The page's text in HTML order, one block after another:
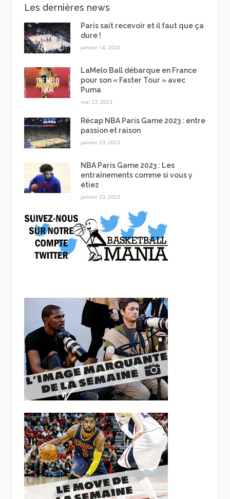
Les dernières news
Paris sait recevoir et il faut que ça
dure !
janvier 14, 2024
LaMelo Ball débarque en France
pour son « Faster Tour » avec
Puma
mai 23, 2023
Récap NBA Paris Game 2023 : entre
passion et raison
janvier 23, 2023
NBA Paris Game 2023 : Les
entraînements comme si vous y
étiez
janvier 23, 2023